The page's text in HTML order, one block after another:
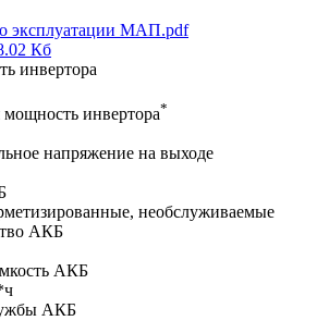
эксплуатации МАП.pdf
Кб
инвертора
инвертора*
напряжение на выходе
необслуживаемые
АКБ
АКБ
АКБ